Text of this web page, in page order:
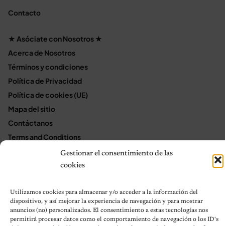
Gestionar el consentimiento de las
cookies
Utilizamos cookies para almacenar y/o acceder a la información del
dispositivo, y así mejorar la experiencia de navegación y para mostrar
anuncios (no) personalizados. El consentimiento a estas tecnologías nos
permitirá procesar datos como el comportamiento de navegación o los ID's
Contacto
★ Asóciate con Nosotros ★
Acerca de Nosotros
Términos y condiciones
Política de Privacidad
Política de cookies (UE)
Mapa del sitio
Contáctanos
Terms and Conditions